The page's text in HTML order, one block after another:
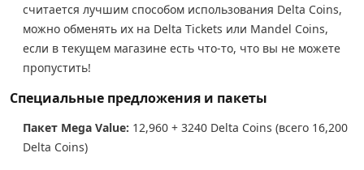
считается лучшим способом использования Delta Coins,
можно обменять их на Delta Tickets или Mandel Coins,
если в текущем магазине есть что-то, что вы не можете
пропустить!
Специальные предложения и пакеты
Пакет Mega Value: 12,960 + 3240 Delta Coins (всего 16,200
Delta Coins)